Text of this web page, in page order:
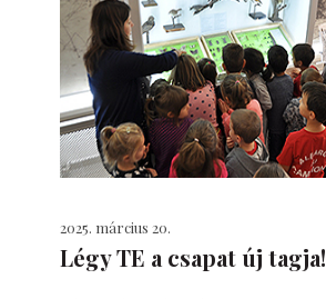
2025. március 20.
Légy TE a csapat új tagja!